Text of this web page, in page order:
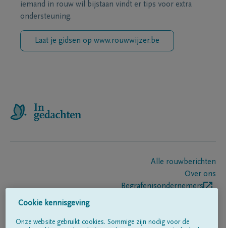
iemand in rouw wil bijstaan vindt er tips voor extra
ondersteuning.
Laat je gidsen op www.rouwwijzer.be
Alle rouwberichten
Over ons
Begrafenisondernemers
Cookie kennisgeving
Onze website gebruikt cookies. Sommige zijn nodig voor de